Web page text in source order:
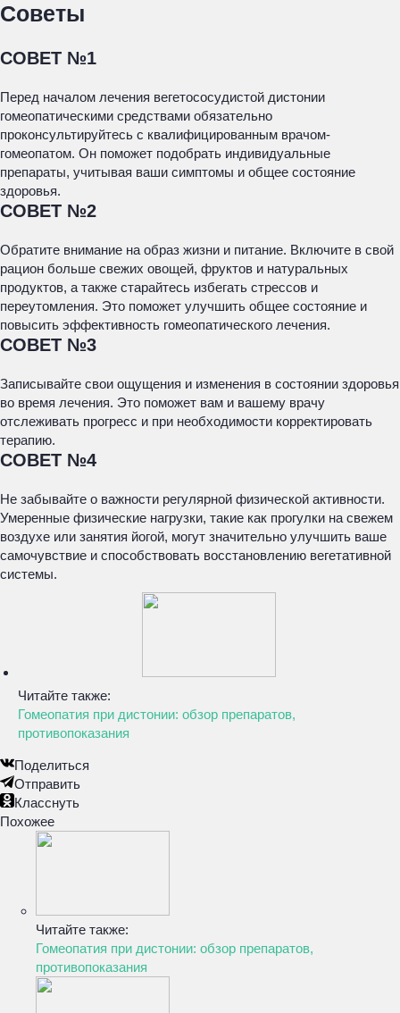
Советы
СОВЕТ №1
Перед началом лечения вегетососудистой дистонии
гомеопатическими средствами обязательно
проконсультируйтесь с квалифицированным врачом-
гомеопатом. Он поможет подобрать индивидуальные
препараты, учитывая ваши симптомы и общее состояние
здоровья.
СОВЕТ №2
Обратите внимание на образ жизни и питание. Включите в свой
рацион больше свежих овощей, фруктов и натуральных
продуктов, а также старайтесь избегать стрессов и
переутомления. Это поможет улучшить общее состояние и
повысить эффективность гомеопатического лечения.
СОВЕТ №3
Записывайте свои ощущения и изменения в состоянии здоровья
во время лечения. Это поможет вам и вашему врачу
отслеживать прогресс и при необходимости корректировать
терапию.
СОВЕТ №4
Не забывайте о важности регулярной физической активности.
Умеренные физические нагрузки, такие как прогулки на свежем
воздухе или занятия йогой, могут значительно улучшить ваше
самочувствие и способствовать восстановлению вегетативной
системы.
Читайте также:
Гомеопатия при дистонии: обзор препаратов,
противопоказания
Поделиться
Отправить
Класснуть
Похожее
Читайте также:
Гомеопатия при дистонии: обзор препаратов,
противопоказания